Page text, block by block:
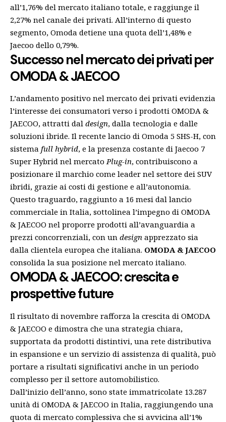
all’1,76% del mercato italiano totale, e raggiunge il
2,27% nel canale dei privati. All’interno di questo
segmento, Omoda detiene una quota dell’1,48% e
Jaecoo dello 0,79%.
Successo nel mercato dei privati per
OMODA & JAECOO
L’andamento positivo nel mercato dei privati evidenzia
l’interesse dei consumatori verso i prodotti OMODA &
JAECOO, attratti dal design, dalla tecnologia e dalle
soluzioni ibride. Il recente lancio di Omoda 5 SHS-H, con
sistema full hybrid, e la presenza costante di Jaecoo 7
Super Hybrid nel mercatoPlug-in, contribuiscono a
posizionare il marchio come leader nel settore dei SUV
ibridi, grazie ai costi di gestione e all’autonomia.
Questo traguardo, raggiunto a 16 mesi dal lancio
commerciale in Italia, sottolinea l’impegno di OMODA
& JAECOO nel proporre prodotti all’avanguardia a
prezzi concorrenziali, con un design apprezzato sia
dalla clientela europea che italiana. OMODA & JAECOO
consolida la sua posizione nel mercato italiano.
OMODA & JAECOO: crescita e
prospettive future
Il risultato di novembre rafforza la crescita di OMODA
& JAECOO e dimostra che una strategia chiara,
supportata da prodotti distintivi, una rete distributiva
in espansione e un servizio di assistenza di qualità, può
portare a risultati significativi anche in un periodo
complesso per il settore automobilistico.
Dall’inizio dell’anno, sono state immatricolate 13.287
unità di OMODA & JAECOO in Italia, raggiungendo una
quota di mercato complessiva che si avvicina all’1%